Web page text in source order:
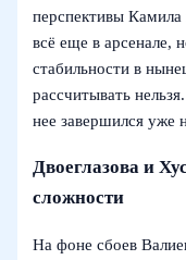
перспективы
всё еще в арсенале,
стабильности в
рассчитывать
нее завершился уже
Двоеглазова и
сложности
На фоне сбоев